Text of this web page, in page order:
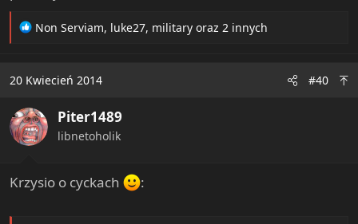
R
t
o
n
s
Non Serviam, luke27, military oraz 2 innych
20 Kwiecień 2014 #40
Piter1489
libnetoholik
Krzysio o cyckach :